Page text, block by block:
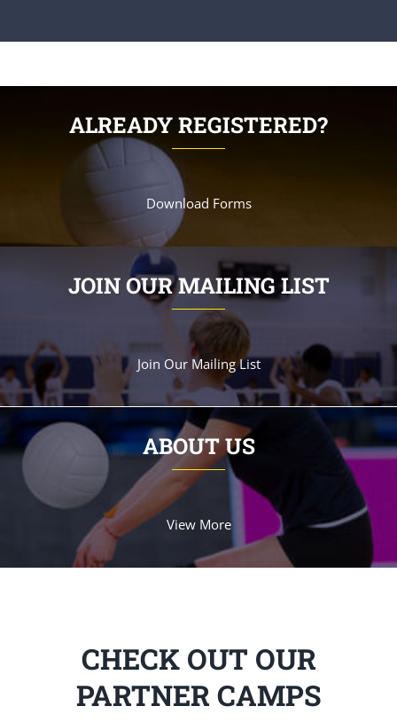
ALREADY REGISTERED?
Download Forms
JOIN OUR MAILING LIST
Join Our Mailing List
ABOUT US
View More
CHECK OUT OUR
PARTNER CAMPS